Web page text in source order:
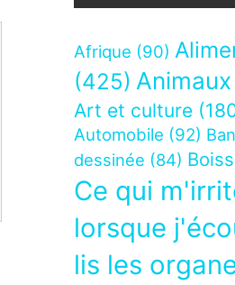
Afrique (90)
(425) Animaux
Art et culture
Automobile (92)
dessinée (84)
Ce qui
lorsque
lis les